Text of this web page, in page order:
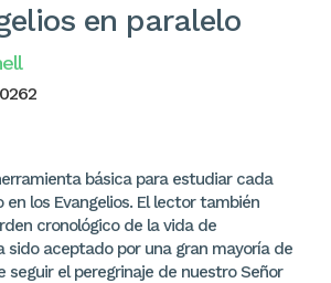
en paralelo
básica para estudiar cada
en los Evangelios. El lector también
cronológico de la vida de
sido aceptado por una gran mayoría de
seguir el peregrinaje de nuestro Señor